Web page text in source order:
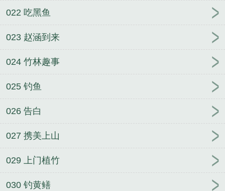
022 吃黑鱼
023 赵涵到来
024 竹林趣事
025 钓鱼
026 告白
027 携美上山
029 上门植竹
030 钓黄鳝